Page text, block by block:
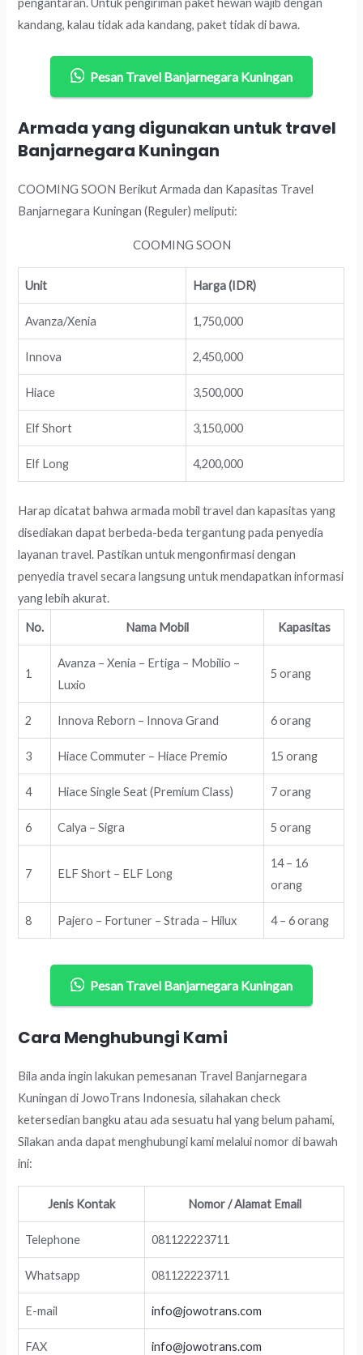
pengantaran. Untuk pengiriman paket hewan wajib dengan
kandang, kalau tidak ada kandang, paket tidak di bawa.
Pesan Travel Banjarnegara Kuningan
Armada yang digunakan untuk travel
Banjarnegara Kuningan
COOMING SOON Berikut Armada dan Kapasitas Travel
Banjarnegara Kuningan (Reguler) meliputi:
COOMING SOON
Unit Harga (IDR)
Avanza/Xenia 1,750,000
Innova 2,450,000
Hiace 3,500,000
Elf Short 3,150,000
Elf Long 4,200,000
Harap dicatat bahwa armada mobil travel dan kapasitas yang
disediakan dapat berbeda-beda tergantung pada penyedia
layanan travel. Pastikan untuk mengonfirmasi dengan
penyedia travel secara langsung untuk mendapatkan informasi
yang lebih akurat.
No. Nama Mobil Kapasitas
1
Avanza – Xenia – Ertiga – Mobilio –
Luxio
5 orang
2 Innova Reborn – Innova Grand 6 orang
3 Hiace Commuter – Hiace Premio 15 orang
4 Hiace Single Seat (Premium Class) 7 orang
6 Calya – Sigra 5 orang
7 ELF Short – ELF Long
14 – 16
orang
8 Pajero – Fortuner – Strada – Hilux 4 – 6 orang
Pesan Travel Banjarnegara Kuningan
Cara Menghubungi Kami
Bila anda ingin lakukan pemesanan Travel Banjarnegara
Kuningan di JowoTrans Indonesia, silahakan check
ketersedian bangku atau ada sesuatu hal yang belum pahami,
Silakan anda dapat menghubungi kami melalui nomor di bawah
ini:
Jenis Kontak Nomor / Alamat Email
Telephone 081122223711
Whatsapp 081122223711
E-mail info@jowotrans.com
FAX info@jowotrans.com